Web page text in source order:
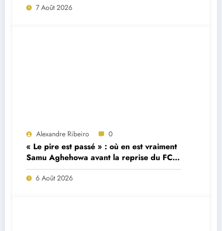
7 Août 2026
Alexandre Ribeiro 0
« Le pire est passé » : où en est vraiment
Samu Aghehowa avant la reprise du FC
Porto ?
6 Août 2026